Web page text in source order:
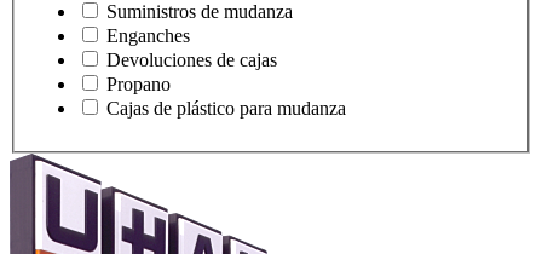
Suministros de mudanza
Enganches
Devoluciones de cajas
Propano
Cajas de plástico para mudanza